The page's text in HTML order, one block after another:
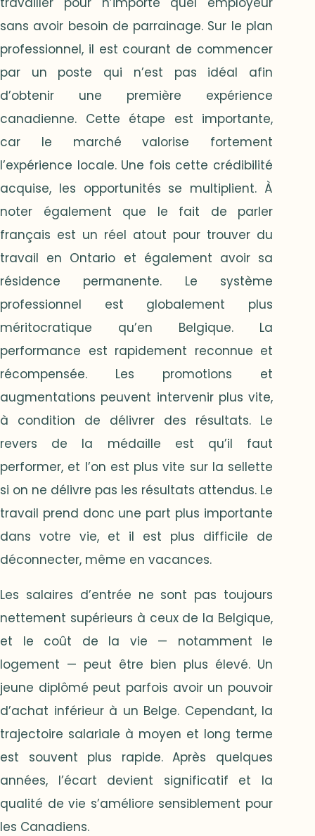
sans avoir besoin de parrainage. Sur le plan
professionnel, il est courant de commencer
par un poste qui n’est pas idéal afin
d’obtenir une première expérience
canadienne. Cette étape est importante,
car le marché valorise fortement
l’expérience locale. Une fois cette crédibilité
acquise, les opportunités se multiplient. À
noter également que le fait de parler
français est un réel atout pour trouver du
travail en Ontario et également avoir sa
résidence permanente. Le système
professionnel est globalement plus
méritocratique qu’en Belgique. La
performance est rapidement reconnue et
récompensée. Les promotions et
augmentations peuvent intervenir plus vite,
à condition de délivrer des résultats. Le
revers de la médaille est qu’il faut
performer, et l’on est plus vite sur la sellette
si on ne délivre pas les résultats attendus. Le
travail prend donc une part plus importante
dans votre vie, et il est plus difficile de
déconnecter, même en vacances.
Les salaires d’entrée ne sont pas toujours
nettement supérieurs à ceux de la Belgique,
et le coût de la vie — notamment le
logement — peut être bien plus élevé. Un
jeune diplômé peut parfois avoir un pouvoir
d’achat inférieur à un Belge. Cependant, la
trajectoire salariale à moyen et long terme
est souvent plus rapide. Après quelques
années, l’écart devient significatif et la
qualité de vie s’améliore sensiblement pour
les Canadiens.